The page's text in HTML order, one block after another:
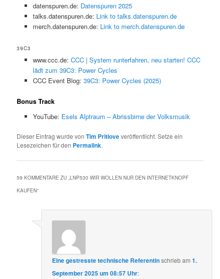
datenspuren.de: Datenspuren 2025
talks.datenspuren.de: Link to talks.datenspuren.de
merch.datenspuren.de: Link to merch.datenspuren.de
39C3
www.ccc.de: CCC | System runterfahren, neu starten! CCC
lädt zum 39C3: Power Cycles
CCC Event Blog: 39C3: Power Cycles (2025)
Bonus Track
YouTube: Esels Alptraum – Abrissbirne der Volksmusik
Dieser Eintrag wurde vonTim Pritloveveröffentlicht. Setze ein
Lesezeichen für den Permalink.
59 KOMMENTARE ZU „LNP530 WIR WOLLEN NUR DEN INTERNETKNOPF
KAUFEN“
Eine gestresste technische Referentinschriebam1.
September 2025 um 08:57 Uhr: